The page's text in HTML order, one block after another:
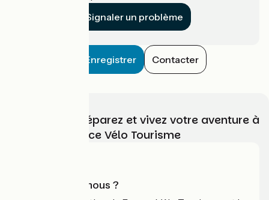
Signaler un problème
Enregistrer Contacter
Choisissez, préparez et vivez votre aventure à
vélo avec France Vélo Tourisme
Qui sommes-nous ?